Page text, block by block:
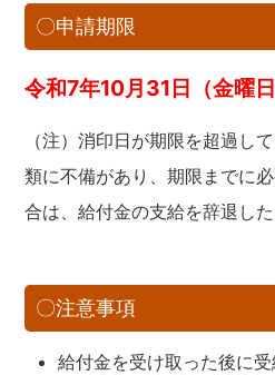
〇申請期限
令和7年10月31日（金曜
（注）消印⽇が期限を超過し
類に不備があり、期限までに
合は、給付⾦の⽀給を辞退した
〇注意事項
給付金を受け取った後に